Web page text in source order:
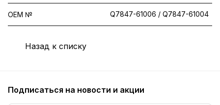
OEM № Q7847-61006 / Q7847-61004
Назад к списку
Подписаться на новости и акции